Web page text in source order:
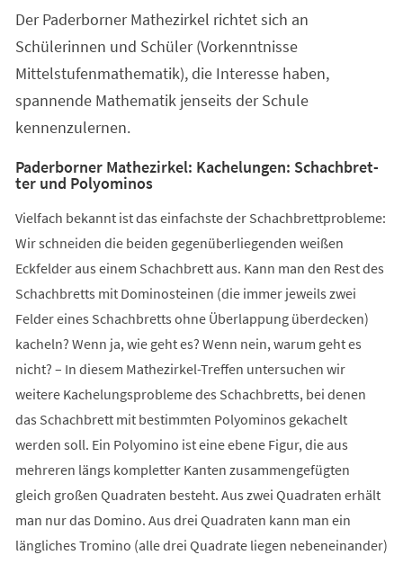
neuen
Tab)
Der Paderborner Mathezirkel richtet sich an
Schülerinnen und Schüler (Vorkenntnisse
Mittelstufenmathematik), die Interesse haben,
spannende Mathematik jenseits der Schule
kennenzulernen.
Paderborner Mathezirkel: Ka­che­lun­gen: Schach­bret­
ter und Po­ly­o­mi­nos
Vielfach bekannt ist das einfachste der Schachbrettprobleme:
Wir schneiden die beiden gegenüberliegenden weißen
Eckfelder aus einem Schachbrett aus. Kann man den Rest des
Schachbretts mit Dominosteinen (die immer jeweils zwei
Felder eines Schachbretts ohne Überlappung überdecken)
kacheln? Wenn ja, wie geht es? Wenn nein, warum geht es
nicht? – In diesem Mathezirkel-Treffen untersuchen wir
weitere Kachelungsprobleme des Schachbretts, bei denen
das Schachbrett mit bestimmten Polyominos gekachelt
werden soll. Ein Polyomino ist eine ebene Figur, die aus
mehreren längs kompletter Kanten zusammengefügten
gleich großen Quadraten besteht. Aus zwei Quadraten erhält
man nur das Domino. Aus drei Quadraten kann man ein
längliches Tromino (alle drei Quadrate liegen nebeneinander)